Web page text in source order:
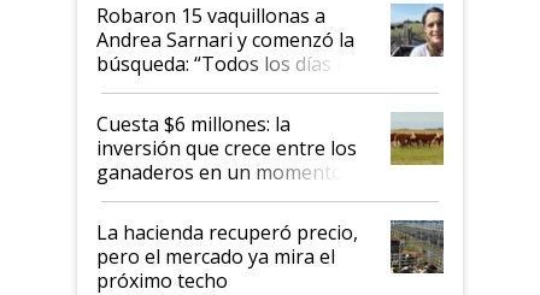
Robaron 15 vaquillonas a
Andrea Sarnari y comenzó la
búsqueda: “Todos los días le
toca a algún productor”
Cuesta $6 millones: la
inversión que crece entre los
ganaderos en un momento
histórico para la actividad
La hacienda recuperó precio,
pero el mercado ya mira el
próximo techo